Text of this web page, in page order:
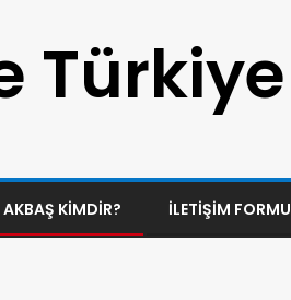
Türkiye
KIMDIR? İLETIŞIM FORMU